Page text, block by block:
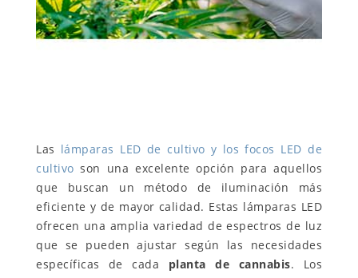
Las lámparas LED de cultivo y los focos LED de
cultivo son una excelente opción para aquellos
que buscan un método de iluminación más
eficiente y de mayor calidad. Estas lámparas LED
ofrecen una amplia variedad de espectros de luz
que se pueden ajustar según las necesidades
específicas de cada planta de cannabis. Los